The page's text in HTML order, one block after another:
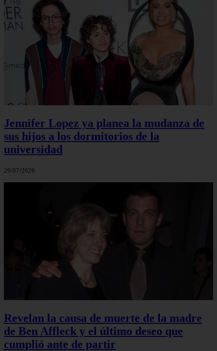
Jennifer Lopez ya planea la mudanza de
sus hijos a los dormitorios de la
universidad
29/07/2026
Revelan la causa de muerte de la madre
de Ben Affleck y el último deseo que
cumplió ante de partir